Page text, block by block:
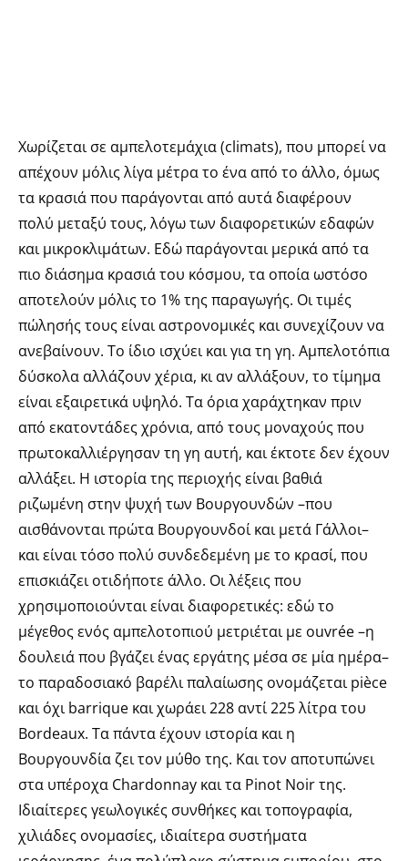
Χωρίζεται σε αμπελοτεμάχια (climats), που μπορεί να
απέχουν μόλις λίγα μέτρα το ένα από το άλλο, όμως
τα κρασιά που παράγονται από αυτά διαφέρουν
πολύ μεταξύ τους, λόγω των διαφορετικών εδαφών
και μικροκλιμάτων. Εδώ παράγονται μερικά από τα
πιο διάσημα κρασιά του κόσμου, τα οποία ωστόσο
αποτελούν μόλις το 1% της παραγωγής. Οι τιμές
πώλησής τους είναι αστρονομικές και συνεχίζουν να
ανεβαίνουν. Το ίδιο ισχύει και για τη γη. Αμπελοτόπια
δύσκολα αλλάζουν χέρια, κι αν αλλάξουν, το τίμημα
είναι εξαιρετικά υψηλό. Τα όρια χαράχτηκαν πριν
από εκατοντάδες χρόνια, από τους μοναχούς που
πρωτοκαλλιέργησαν τη γη αυτή, και έκτοτε δεν έχουν
αλλάξει. Η ιστορία της περιοχής είναι βαθιά
ριζωμένη στην ψυχή των Βουργουνδών –που
αισθάνονται πρώτα Βουργουνδοί και μετά Γάλλοι–
και είναι τόσο πολύ συνδεδεμένη με το κρασί, που
επισκιάζει οτιδήποτε άλλο. Οι λέξεις που
χρησιμοποιούνται είναι διαφορετικές: εδώ το
μέγεθος ενός αμπελοτοπιού μετριέται με ouvrée –η
δουλειά που βγάζει ένας εργάτης μέσα σε μία ημέρα–
το παραδοσιακό βαρέλι παλαίωσης ονομάζεται pièce
και όχι barrique και χωράει 228 αντί 225 λίτρα του
Βοrdeaux. Tα πάντα έχουν ιστορία και η
Βουργουνδία ζει τον μύθο της. Και τον αποτυπώνει
στα υπέροχα Chardonnay και τα Pinot Noir της.
Iδιαίτερες γεωλογικές συνθήκες και τοπογραφία,
χιλιάδες ονομασίες, ιδιαίτερα συστήματα